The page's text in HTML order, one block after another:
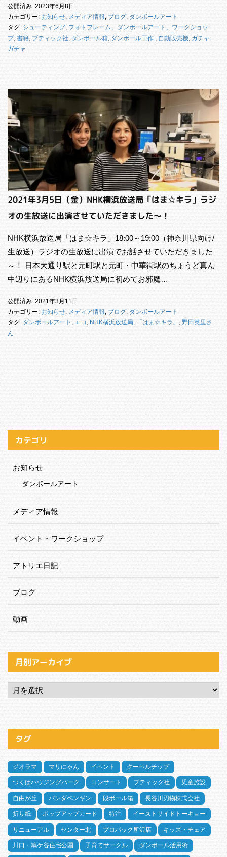
公開済み: 2023年6月8日
カテゴリー: お知らせ, メディア情報, ブログ, ダンボールアート
タグ: シューティング, フォトフレーム、ダンボールアート、ワークショッ
プ, 書籍, ブティック社, ダンボール箱, ダンボール工作., 自動販売機, ガチャ
ガチャ
2021年3月5日（金）NHK横浜放送局「はま☆キラ」ラジ
オの生放送に出演させていただきました～！
NHK横浜放送局「はま☆キラ」18:00～19:00（神奈川県向け/
生放送）ラジオの生放送に出演でお話させていただきました
～！ 日本大通り駅と元町駅と元町・中華街駅のちょうど真ん
中辺りにあるNHK横浜放送局に初めてお邪魔…
公開済み: 2021年3月11日
カテゴリー: お知らせ, メディア情報, ブログ, ダンボールアート
タグ: ダンボールアート, エコ , NHK横浜放送局, 「はま☆キラ」 , 野田英里さ
ん
カテゴリ
お知らせ
ダンボールアート
メディア情報
イベント・ワークショップ
アトリエ日記
ブログ
動画
月別アーカイブ
タグ
ジオラマ マリにゃん イベント クーベルチップ
つくばハウジングパーク コンサート ブティック社 児童施設
自由が丘 パンダペンギン 段ボール箱 長谷川刃物株式会社
折り紙 ポップアップカード 特注 イーストサイドトーキョー
リニューアル センター北 プロパック所沢店 キッズ・チェア
川口・鳩ケ谷住宅公園 子育てサークル ダンボール活用術